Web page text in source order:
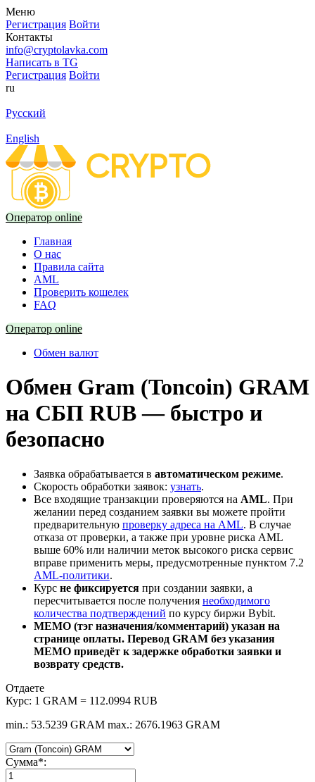
Меню
Регистрация Войти
Контакты
info@cryptolavka.com
Написать в TG
Регистрация Войти
ru
Русский
English
Оператор online
Главная
О нас
Правила сайта
AML
Проверить кошелек
FAQ
Оператор online
Обмен валют
Обмен Gram (Toncoin) GRAM
на СБП RUB — быстро и
безопасно
Заявка обрабатывается в автоматическом режиме.
Скорость обработки заявок: узнать.
Все входящие транзакции проверяются на AML. При
желании перед созданием заявки вы можете пройти
предварительную проверку адреса на AML. В случае
отказа от проверки, а также при уровне риска AML
выше 60% или наличии меток высокого риска сервис
вправе применить меры, предусмотренные пунктом 7.2
AML-политики.
Курс не фиксируется при создании заявки, а
пересчитывается после получения необходимого
количества подтверждений по курсу биржи Bybit.
MEMO (тэг назначения/комментарий) указан на
странице оплаты. Перевод GRAM без указания
MEMO приведёт к задержке обработки заявки и
возврату средств.
Отдаете
Курс: 1 GRAM = 112.0994 RUB
min.: 53.5239 GRAM max.: 2676.1963 GRAM
Сумма*: